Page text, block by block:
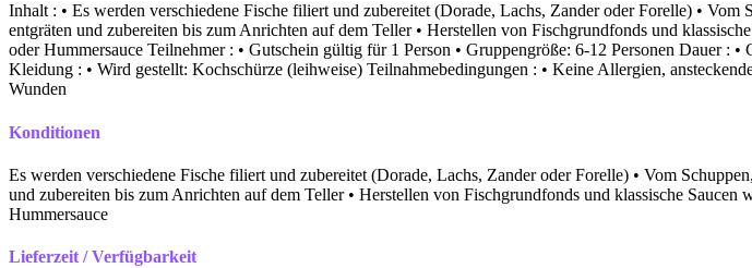
Inhalt : • Es werden verschiedene Fische filiert und zubereitet (Dorade, Lachs, Zander oder Forelle) • Vom
entgräten und zubereiten bis zum Anrichten auf dem Teller • Herstellen von Fischgrundfonds und
oder Hummersauce Teilnehmer : • Gutschein gültig für 1 Person • Gruppengröße: 6-12 Personen Dauer : •
Kleidung : • Wird gestellt: Kochschürze (leihweise) Teilnahmebedingungen : • Keine Allergien,
Wunden
Konditionen
Es werden verschiedene Fische filiert und zubereitet (Dorade, Lachs, Zander oder Forelle) • Vom
und zubereiten bis zum Anrichten auf dem Teller • Herstellen von Fischgrundfonds und klassische Saucen
Hummersauce
Lieferzeit / Verfügbarkeit